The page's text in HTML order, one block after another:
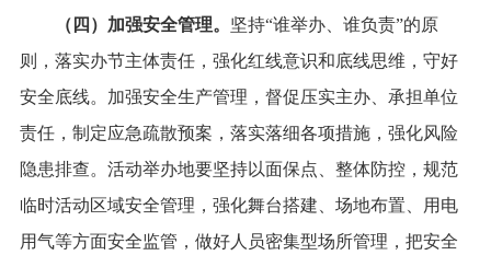
（四）加强安全管理。 坚持“谁举办、谁负责”的原
则，落实办节主体责任，强化红线意识和底线思维，守好
安全底线。加强安全生产管理，督促压实主办、承担单位
责任，制定应急疏散预案，落实落细各项措施，强化风险
隐患排查。活动举办地要坚持以面保点、整体防控，规范
临时活动区域安全管理， 强化舞台搭建、场地布置、用电
用气等方面安全监管，做好人员密集型场所管理，把安全